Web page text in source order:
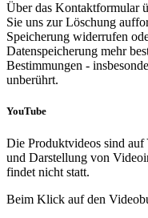
Über das Kontaktformular
Sie uns zur Löschung
Speicherung widerrufen
Datenspeicherung mehr
Bestimmungen -
unberührt.
YouTube
Die Produktvideos sind auf
und Darstellung von
findet nicht statt.
Beim Klick auf den